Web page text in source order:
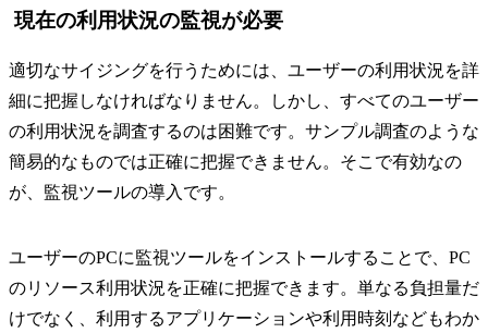
現在の利用状況の監視が必要
適切なサイジングを行うためには、ユーザーの利用状況を詳
細に把握しなければなりません。しかし、すべてのユーザー
の利用状況を調査するのは困難です。サンプル調査のような
簡易的なものでは正確に把握できません。そこで有効なの
が、監視ツールの導入です。
ユーザーのPCに監視ツールをインストールすることで、PC
のリソース利用状況を正確に把握できます。単なる負担量だ
けでなく、利用するアプリケーションや利用時刻などもわか